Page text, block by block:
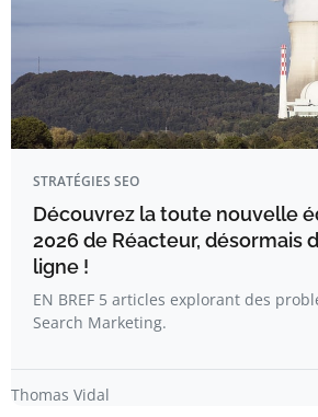
STRATÉGIES SEO
Découvrez la toute nouvelle
2026 de Réacteur, désormais
ligne !
EN BREF 5 articles explorant des
Search Marketing.
Thomas Vidal